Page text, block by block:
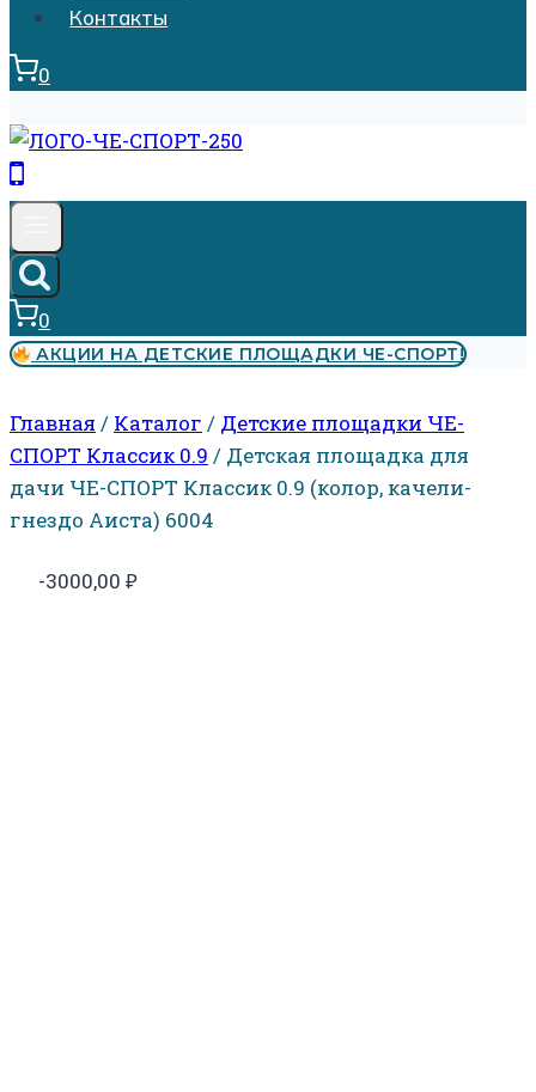
Контакты
0
0
АКЦИИ НА ДЕТСКИЕ ПЛОЩАДКИ ЧЕ-СПОРТ!
Главная / Каталог / Детские площадки ЧЕ-
СПОРТ Классик 0.9 / Детская площадка для
дачи ЧЕ-СПОРТ Классик 0.9 (колор, качели-
гнездо Аиста) 6004
-3000,00 ₽